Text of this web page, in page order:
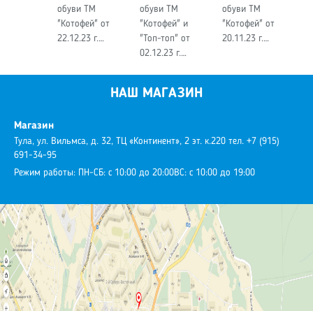
обуви ТМ
"Котофей" от
22.12.23 г.…
обуви ТМ
"Котофей" и
"Топ-топ" от
02.12.23 г.…
обуви ТМ
"Котофей" от
20.11.23 г.…
НАШ МАГАЗИН
Магазин
Тула, ул. Вильмса, д. 32, ТЦ «Континент», 2 эт. к.220 тел. +7 (915)
691-34-95
Режим работы: ПН-СБ: с 10:00 до 20:00ВС: с 10:00 до 19:00